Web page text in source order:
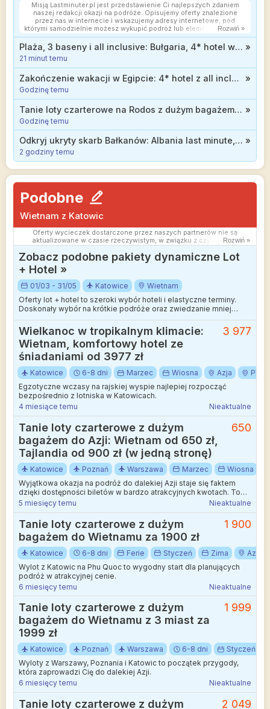
Misją Lastminuter.pl jest przedstawienie Ci najlepszych zdaniem
naszej redakcji okazji na podróże. Opisujemy oferty znalezione
przez nas w internecie i wskazujemy adresy internetowe, pod
którymi samodzielnie możesz wykupić podróż lub elementy podróży.
Ceny w artykułach są aktualne w chwili publikacji. Możemy
otrzymywać wynagrodzenie od partnerów handlowych, do których
Cię przekierowujemy. Nie ma to wpływu na cenę Twojej wycieczki.
Rozwiń »
Plaża, 3 baseny i all inclusive: Bułgaria, 4* hotel we wrześniu od 1671 zł »
21 minut temu
Zakończenie wakacji w Egipcie: 4* hotel z all inclusive od 2499 zł »
Godzinę temu
Tanie loty czarterowe na Rodos z dużym bagażem od 299 zł »
Godzinę temu
Odkryj ukryty skarb Bałkanów: Albania last minute, 3* hotel z wyżywieniem od 2244 zł »
2 godziny temu
Podobne
Wietnam z Katowic
Oferty wycieczek dostarczone przez naszych partnerów nie są
aktualizowane w czasie rzeczywistym, w związku z czym ceny i
dostępność ofert mogą się nieznacznie różnić od aktualnych.
Dokładamy wszelkich starań aby rozbieżności były jak najmniejsze.
Rozwiń »
Zobacz podobne pakiety dynamiczne Lot
+ Hotel »
01/03 - 31/05 Katowice
Wietnam
Oferty lot + hotel to szeroki wybór hoteli i elastyczne terminy.
Doskonały wybór na krótkie podróże oraz zwiedzanie mniej
Wielkanoc w tropikalnym klimacie:
Wietnam, komfortowy hotel ze
śniadaniami od 3977 zł
3 977
Katowice 6-8 dni Marzec Wiosna Azja
Phu
Egzotyczne wczasy na rajskiej wyspie najlepiej rozpocząć
bezpośrednio z lotniska w Katowicach.
4 miesiące temu
Nieaktualne
Tanie loty czarterowe z dużym
bagażem do Azji: Wietnam od 650 zł,
Tajlandia od 900 zł (w jedną stronę)
650
Katowice Poznań Warszawa Marzec
Wiosna
Wyjątkowa okazja na podróż do dalekiej Azji staje się faktem
dzięki dostępności biletów w bardzo atrakcyjnych kwotach. To
doskonała szansa na odwiedzenie Azji Południowo-Wschodniej,
rozpoczynając wyprawę z Polski.
5 miesięcy temu Nieaktualne
Tanie loty czarterowe z dużym
bagażem do Wietnamu za 1900 zł
1 900
Katowice 6-8 dni Ferie Styczeń Zima
Azja
Wylot z Katowic na Phu Quoc to wygodny start dla planujących
podróż w atrakcyjnej cenie.
6 miesięcy temu
Nieaktualne
Tanie loty czarterowe z dużym
bagażem do Wietnamu z 3 miast za
1999 zł
1 999
Katowice Poznań Warszawa 6-8 dni
Styczeń
Wyloty z Warszawy, Poznania i Katowic to początek przygody,
która zaprowadzi Cię do dalekiej Azji.
6 miesięcy temu
Nieaktualne
Tanie loty czarterowe z dużym 2 049